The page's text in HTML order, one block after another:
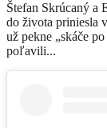
Štefan Skrúcaný a
do života priniesla
už pekne „skáče
poľavili...